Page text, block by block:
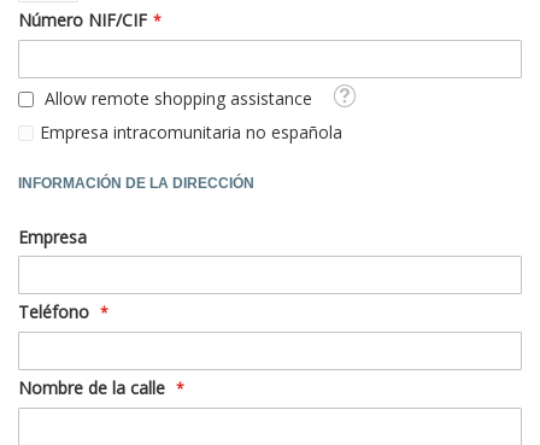
Número NIF/CIF
Allow remote shopping assistance
Tooltip
Empresa intracomunitaria no española
INFORMACIÓN DE LA DIRECCIÓN
Empresa
Teléfono
Nombre de la calle